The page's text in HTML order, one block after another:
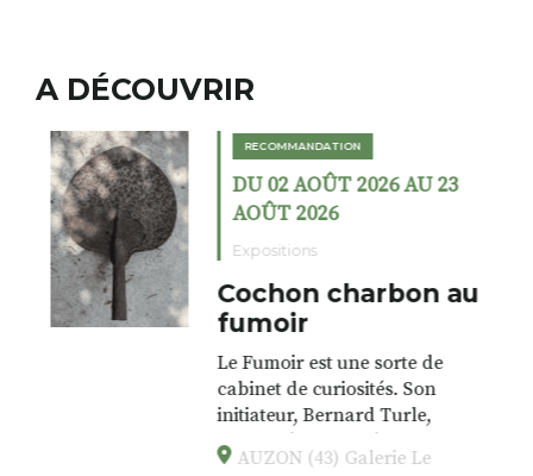
A DÉCOUVRIR
RECOMMANDATION
DU 02 AOÛT 2026 AU 23
AOÛT 2026
Expositions
Cochon charbon au
fumoir
Le Fumoir est une sorte de
cabinet de curiosités. Son
initiateur, Bernard Turle,
s’amuse à donner à voir des
associations fertiles, graves ou
AUZON (43) Galerie Le